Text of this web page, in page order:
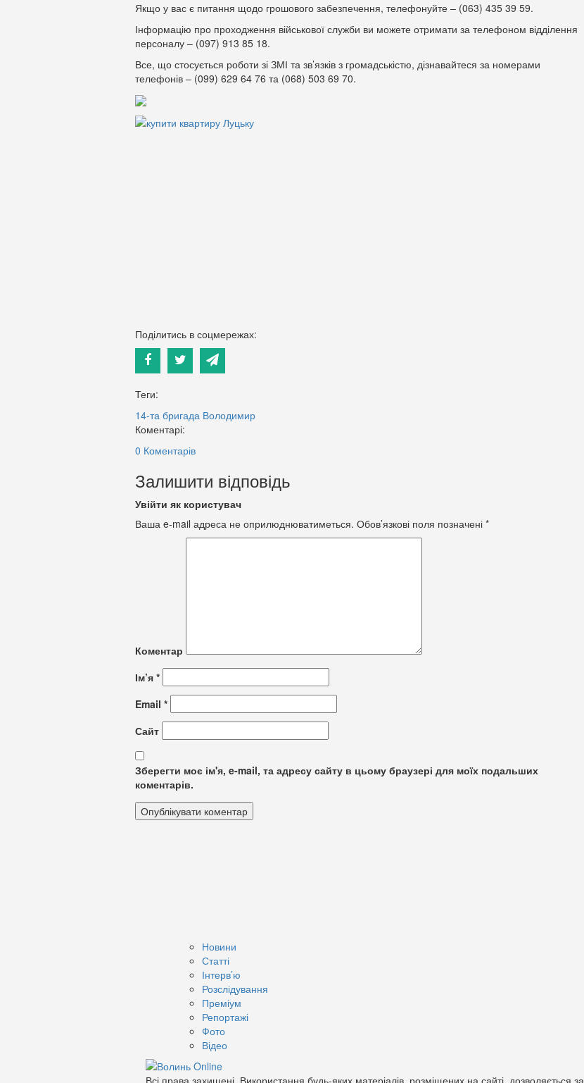
Якщо у вас є питання щодо грошового забезпечення, телефонуйте – (063) 435 39 59.
Інформацію про проходження військової служби ви можете отримати за телефоном відділення
персоналу – (097) 913 85 18.
Все, що стосується роботи зі ЗМІ та зв’язків з громадськістю, дізнавайтеся за номерами
телефонів – (099) 629 64 76 та (068) 503 69 70.
Поділитись в соцмережах:
Теги:
14-та бригада Володимир
Коментарі:
0 Коментарів
Залишити відповідь
Увійти як користувач
Ваша e-mail адреса не оприлюднюватиметься. Обов’язкові поля позначені *
Коментар
Ім’я *
Email *
Сайт
Зберегти моє ім'я, e-mail, та адресу сайту в цьому браузері для моїх подальших
коментарів.
Новини
Статті
Інтерв’ю
Розслідування
Преміум
Репортажі
Фото
Відео